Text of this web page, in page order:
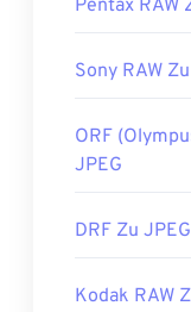
https://
Pentax RAW
Sony RAW
ORF
JPEG
DRF Zu JPEG
Kodak RAW